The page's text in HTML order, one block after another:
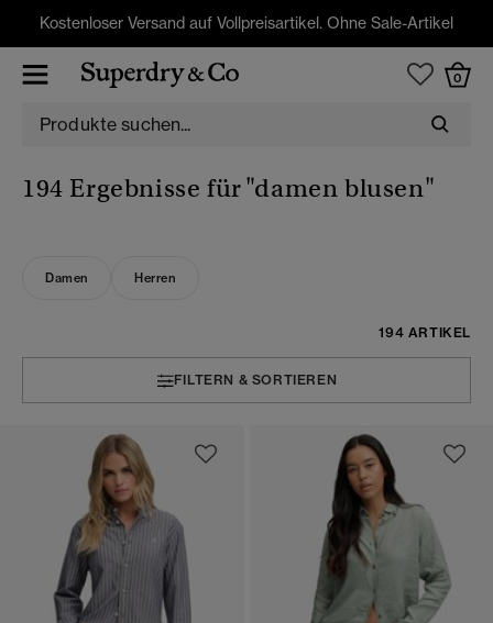
Kostenloser Versand auf Vollpreisartikel. Ohne Sale-Artikel
0
194 Ergebnisse für"damen blusen"
Damen Herren
194 ARTIKEL
FILTERN & SORTIEREN